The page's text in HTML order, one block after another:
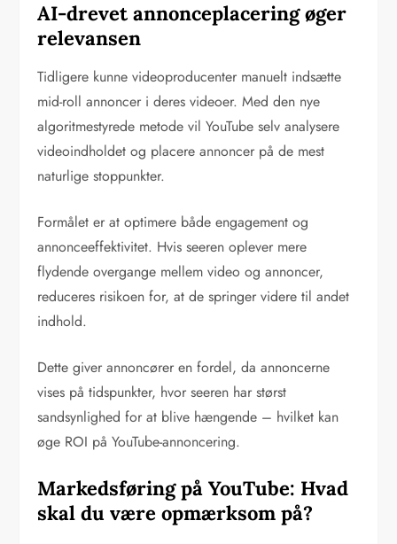
AI-drevet annonceplacering øger
relevansen
Tidligere kunne videoproducenter manuelt indsætte
mid-roll annoncer i deres videoer. Med den nye
algoritmestyrede metode vil YouTube selv analysere
videoindholdet og placere annoncer på de mest
naturlige stoppunkter.
Formålet er at optimere både engagement og
annonceeffektivitet. Hvis seeren oplever mere
flydende overgange mellem video og annoncer,
reduceres risikoen for, at de springer videre til andet
indhold.
Dette giver annoncører en fordel, da annoncerne
vises på tidspunkter, hvor seeren har størst
sandsynlighed for at blive hængende – hvilket kan
øge ROI på YouTube-annoncering.
Markedsføring på YouTube: Hvad
skal du være opmærksom på?